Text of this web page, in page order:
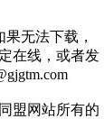
果无法下载，
在线，或者发
盟网站所有的